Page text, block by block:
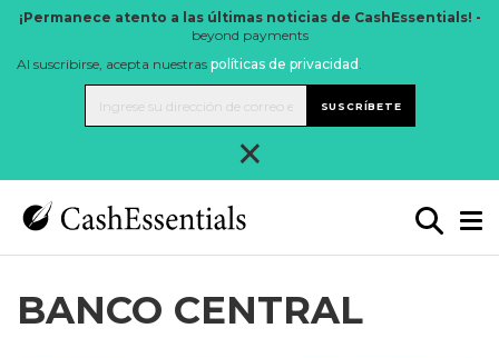
¡Permanece atento a las últimas noticias de CashEssentials! -
beyond payments
Al suscribirse, acepta nuestras políticas de privacidad .
SUSCRÍBETE
×
BANCO CENTRAL